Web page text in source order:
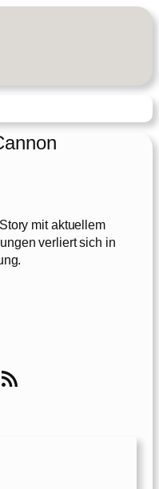
mit aktuellem
verliert sich in
RSS-Feed